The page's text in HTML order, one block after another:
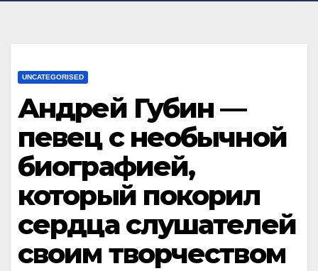
UNCATEGORISED
Андрей Губин —
певец с необычной
биографией,
который покорил
сердца слушателей
своим творчеством